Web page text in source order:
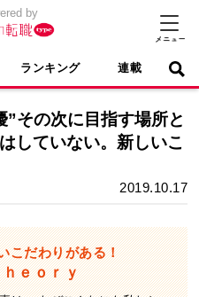
by
ランキング 連載
その次に目指す場所と
していない。新しいこ
2019.10.17
こだわりがある！
ｅｏｒｙ